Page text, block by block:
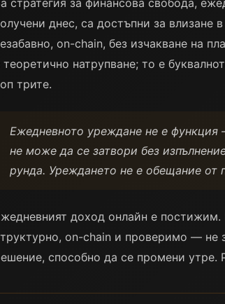
стратегия за финансова свобода,
днес, са достъпни за
on-chain, без изчакване на
теоретично натрупване; то е
трите.
Ежедневното уреждане не е функция
не може да се затвори без
рунда. Уреждането не е обещание от
доход онлайн е
on-chain и проверимо — не
способно да се промени утре.